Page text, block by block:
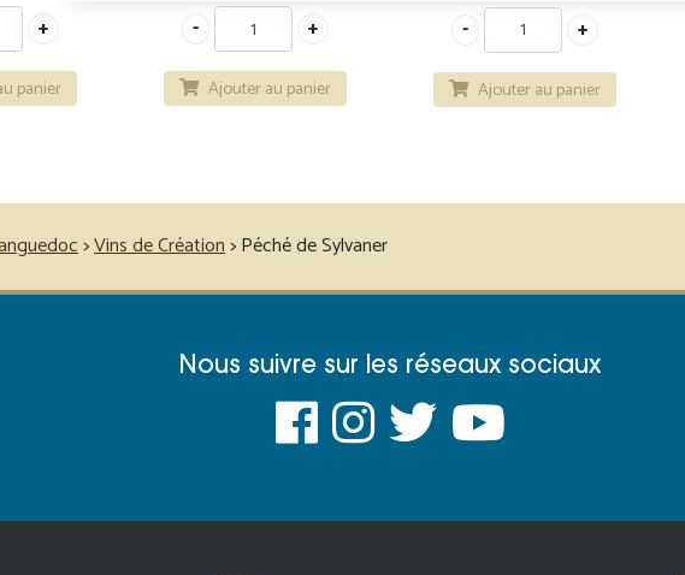
panier Ajouter au panier Ajouter au panier
>Vins de Création>Péché de Sylvaner
Nous suivre sur les réseaux sociaux